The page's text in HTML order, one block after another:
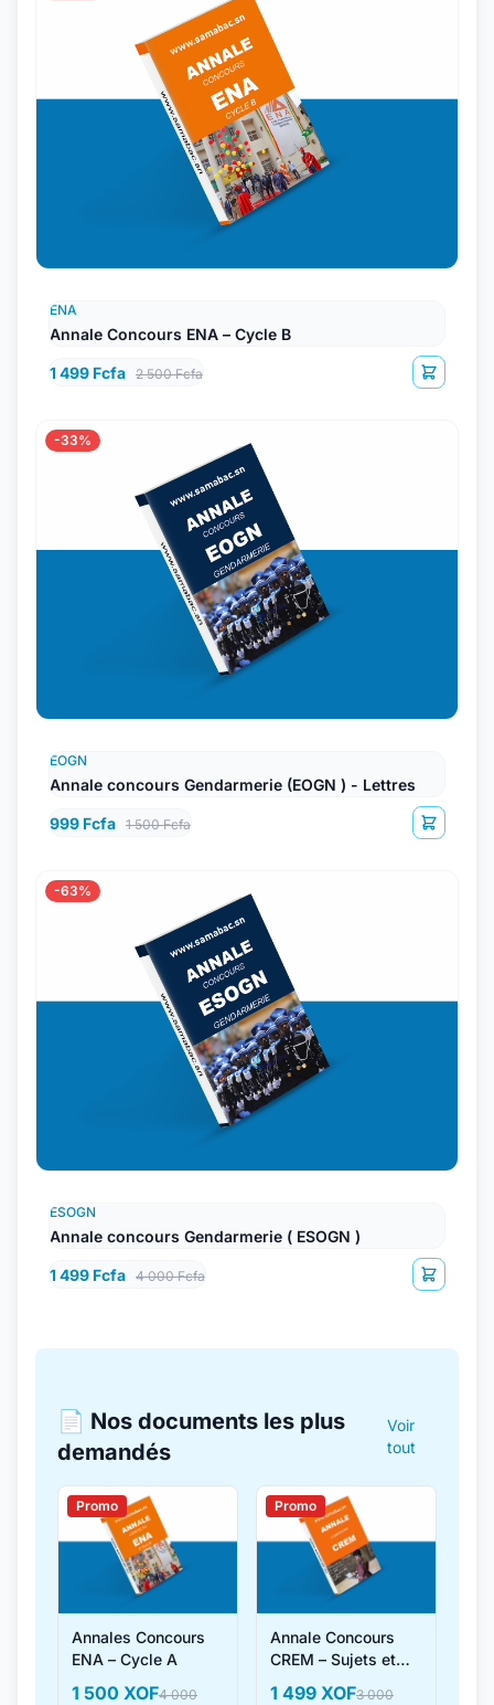
ENA
Annale Concours ENA – Cycle B
1 499 Fcfa 2 500 Fcfa
-33%
EOGN
Annale concours Gendarmerie (EOGN ) - Lettres
999 Fcfa 1 500 Fcfa
-63%
ESOGN
Annale concours Gendarmerie ( ESOGN )
1 499 Fcfa 4 000 Fcfa
📄 Nos documents les plus
demandés
Voir
tout
Promo
Annales Concours
ENA – Cycle A
1 500 XOF4 000
Promo
Annale Concours
CREM – Sujets et
1 499 XOF3 000